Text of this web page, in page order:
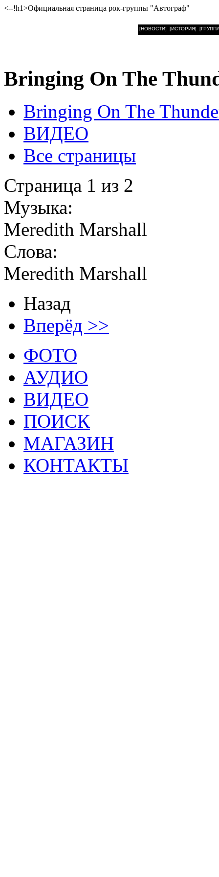
<--!h1>Официальная страница рок-группы "Автограф"
[НОВОСТИ] [ИСТОРИЯ]
Bringing On The
Bringing On The
ВИДЕО
Все страницы
Страница 1 из 2
Музыка:
Meredith Marshall
Слова:
Meredith Marshall
Назад
Вперёд >>
ФОТО
АУДИО
ВИДЕО
ПОИСК
МАГАЗИН
КОНТАКТЫ